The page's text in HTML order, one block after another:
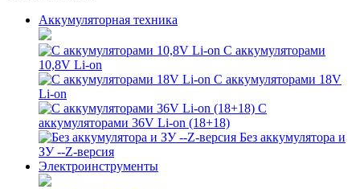
Аккумуляторная техника
С аккумуляторами
10,8V Li-on
С аккумуляторами 18V
Li-on
С
аккумуляторами 36V Li-on (18+18)
Без аккумулятора и
ЗУ --Z-версия
Электроинструменты